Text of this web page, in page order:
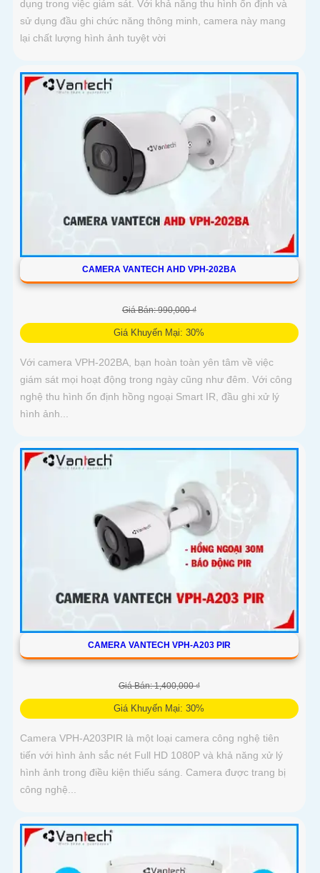
dụng trong việc giám sát. Với khả năng thu hình ổn định và
sử dụng đầu ghi chức năng thông minh, camera này mang
lại chất lượng hình ảnh tuyệt vời
CAMERA VANTECH AHD VPH-202BA
Giá Bán: 990,000 ₫
Giá Khuyến Mại: 30%
Với camera VPH-202BA, bạn hoàn toàn yên tâm về việc
giám sát mọi hoạt động trong ngày cũng như đêm. Với công
nghệ thu hình ổn định hồng ngoại Smart IR, đầu ghi xử lý
hình ảnh...
CAMERA VANTECH VPH-A203 PIR
Giá Bán: 1,400,000 ₫
Giá Khuyến Mại: 30%
Camera VPH-A203PIR là một loại camera công nghệ tiên
tiến với hình ảnh sắc nét Full HD 1080P và khả năng xử lý
hình ảnh trong điều kiện thiếu sáng. Camera được trang bị
công nghệ...